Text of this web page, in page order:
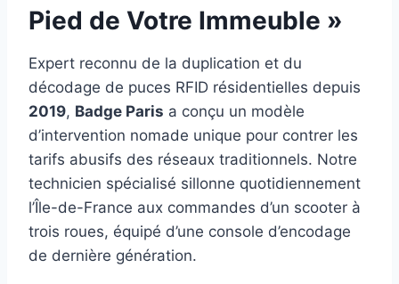
Pied de Votre Immeuble »
Expert reconnu de la duplication et du
décodage de puces RFID résidentielles depuis
2019, Badge Paris a conçu un modèle
d’intervention nomade unique pour contrer les
tarifs abusifs des réseaux traditionnels. Notre
technicien spécialisé sillonne quotidiennement
l’Île-de-France aux commandes d’un scooter à
trois roues, équipé d’une console d’encodage
de dernière génération.